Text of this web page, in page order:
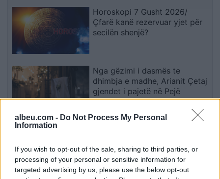
albeu.com - Do Not Process My Personal
Information
If you wish to opt-out of the sale, sharing to third parties, or
processing of your personal or sensitive information for
targeted advertising by us, please use the below opt-out
Horoskopi 7 Gusht 2026/
Çfarë kanë rezervuar yjet për
secilën shenjë?
Nga gëzimi i dasmës te
dhimbja e madhe, Arianit Çetaj
gjendet i pajetë në Pejë
zbardhen tri arsyet e vendimit